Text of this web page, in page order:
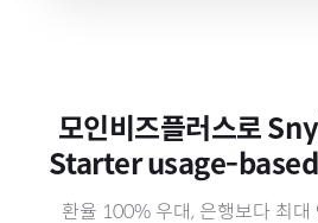
모인비즈플러스로
Starter usage-based
환율 100% 우대, 은행보다 최